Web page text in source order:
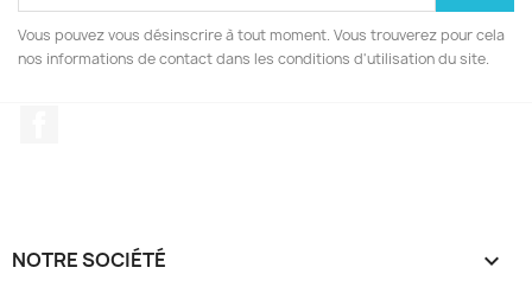
Vous pouvez vous désinscrire à tout moment. Vous trouverez pour cela
nos informations de contact dans les conditions d'utilisation du site.
NOTRE SOCIÉTÉ 